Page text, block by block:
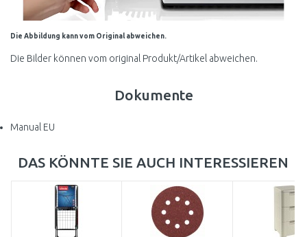
Die Abbildung kann vom Original abweichen.
Die Bilder können vom original Produkt/Artikel abweichen.
Dokumente
Manual EU
DAS KÖNNTE SIE AUCH INTERESSIEREN